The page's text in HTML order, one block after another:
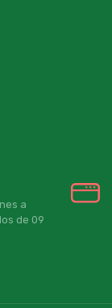
a
de 09